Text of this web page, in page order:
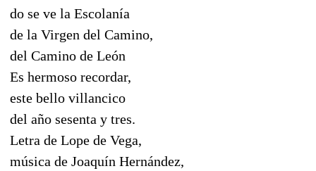
do se ve la Escolanía
de la Virgen del Camino,
del Camino de León
Es hermoso recordar,
este bello villancico
del año sesenta y tres.
Letra de Lope de Vega,
música de Joaquín Hernández,